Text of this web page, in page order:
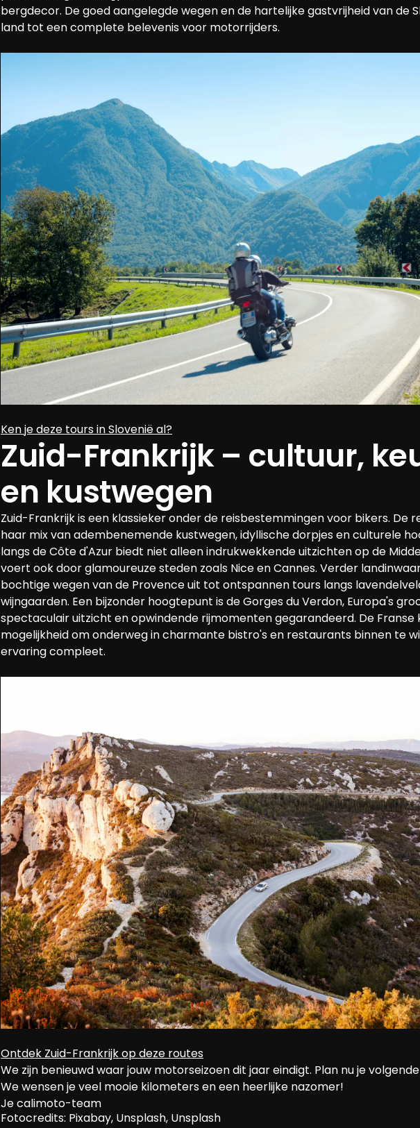
bergdecor. De goed aangelegde wegen en de hartelijke gastvrijheid van de
land tot een complete belevenis voor motorrijders.
Ken je deze tours in Slovenië al?
Zuid-Frankrijk – cultuur,
en kustwegen
Zuid-Frankrijk is een klassieker onder de reisbestemmingen voor bikers.
haar mix van adembenemende kustwegen, idyllische dorpjes en culturele
langs de Côte d'Azur biedt niet alleen indrukwekkende uitzichten op de
voert ook door glamoureuze steden zoals Nice en Cannes. Verder
bochtige wegen van de Provence uit tot ontspannen tours langs
wijngaarden. Een bijzonder hoogtepunt is de Gorges du Verdon, Europa's
spectaculair uitzicht en opwindende rijmomenten gegarandeerd. De Franse
mogelijkheid om onderweg in charmante bistro's en restaurants binnen te
ervaring compleet.
Ontdek Zuid-Frankrijk op deze routes
We zijn benieuwd waar jouw motorseizoen dit jaar eindigt. Plan nu je
We wensen je veel mooie kilometers en een heerlijke nazomer!
Je calimoto-team
Fotocredits: Pixabay, Unsplash, Unsplash